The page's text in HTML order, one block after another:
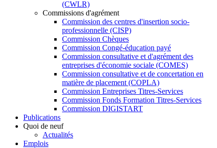
(CWLR)
Commissions d'agrément
Commission des centres d'insertion socio-
professionnelle (CISP)
Commission Chèques
Commission Congé-éducation payé
Commission consultative et d'agrément des
entreprises d'économie sociale (COMES)
Commission consultative et de concertation en
matière de placement (COPLA)
Commission Entreprises Titres-Services
Commission Fonds Formation Titres-Services
Commission DIGISTART
Publications
Quoi de neuf
Actualités
Emplois